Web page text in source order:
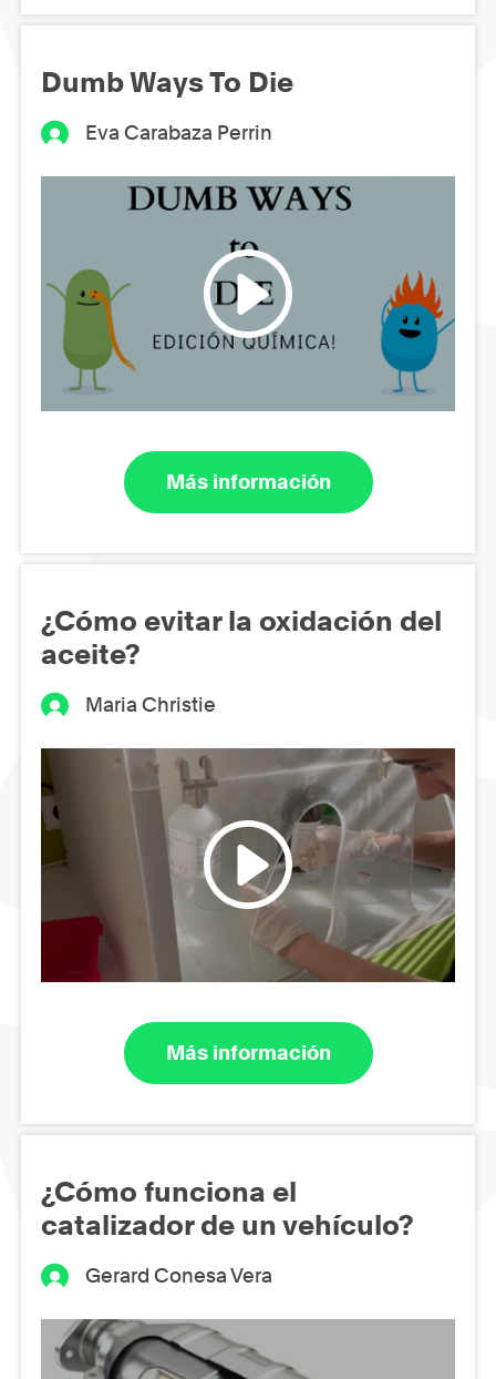
Dumb Ways To Die
Eva Carabaza Perrin
Más información
¿Cómo evitar la oxidación del
aceite?
Maria Christie
Más información
¿Cómo funciona el
catalizador de un vehículo?
Gerard Conesa Vera